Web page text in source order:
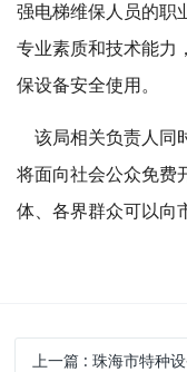
强电梯维保人员的职
专业素质和技术能力
保设备安全使用。
该局相关负责人同
将面向社会公众免费
体、各界群众可以向
上一篇 : 珠海市特种设备协会开展电梯制动器顶杆螺栓